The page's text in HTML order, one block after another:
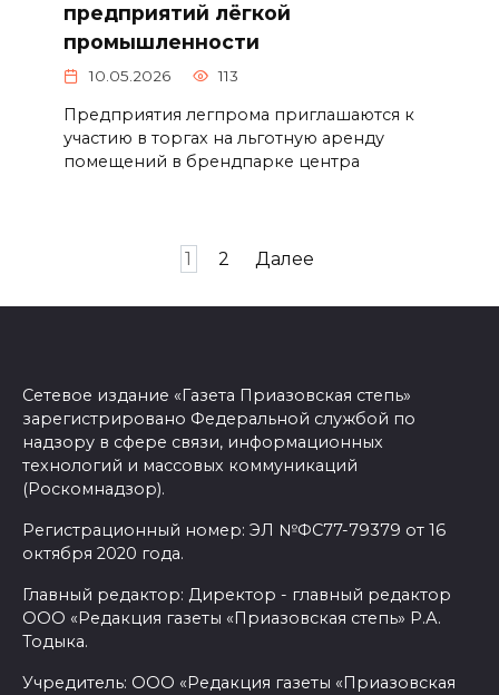
предприятий лёгкой
промышленности
10.05.2026 113
Предприятия легпрома приглашаются к
участию в торгах на льготную аренду
помещений в брендпарке центра
1 2 Далее
Сетевое издание «Газета Приазовская степь»
зарегистрировано Федеральной службой по
надзору в сфере связи, информационных
технологий и массовых коммуникаций
(Роскомнадзор).
Регистрационный номер: ЭЛ №ФС77-79379 от 16
октября 2020 года.
Главный редактор: Директор - главный редактор
ООО «Редакция газеты «Приазовская степь» Р.А.
Тодыка.
Учредитель: ООО «Редакция газеты «Приазовская